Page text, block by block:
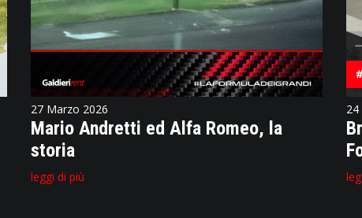
27 Marzo 2026
Mario Andretti ed Alfa Romeo, la
storia
leggi di più